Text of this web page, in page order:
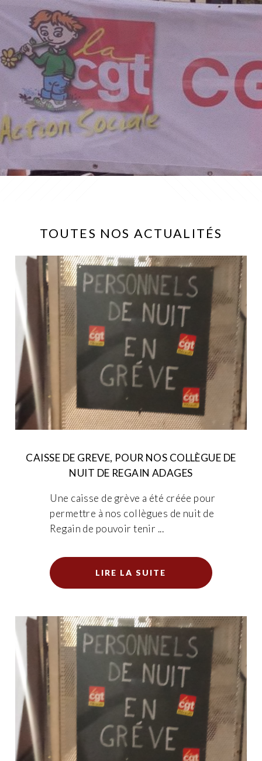
TOUTES NOS ACTUALITÉS
CAISSE DE GREVE, POUR NOS COLLÈGUE DE
NUIT DE REGAIN ADAGES
Une caisse de grève a été créée pour
permettre à nos collègues de nuit de
Regain de pouvoir tenir ...
LIRE LA SUITE